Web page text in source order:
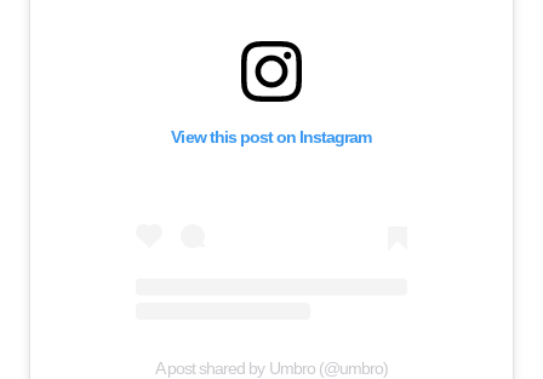
View this post on Instagram
A post shared by Umbro (@umbro)